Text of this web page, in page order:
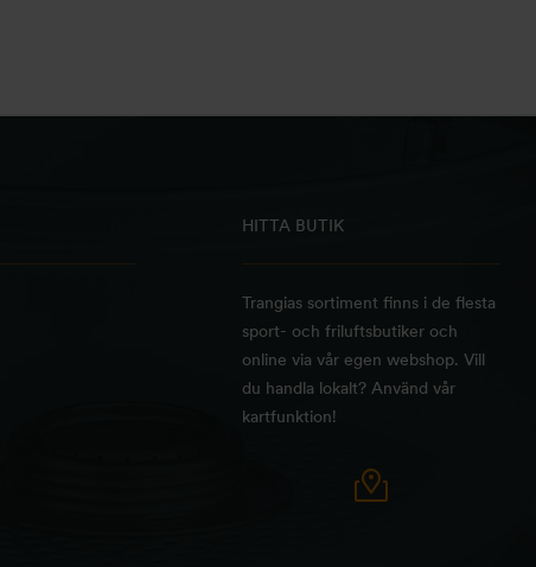
HITTA BUTIK
Trangias sortiment finns i de flesta
sport- och friluftsbutiker och
online via vår egen webshop. Vill
du handla lokalt? Använd vår
kartfunktion!